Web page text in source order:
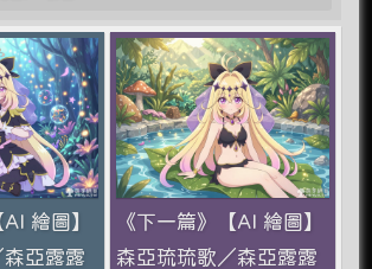
繪圖】
亞露露
《下一篇》【AI 繪圖】
森亞琉琉歌／森亞露露